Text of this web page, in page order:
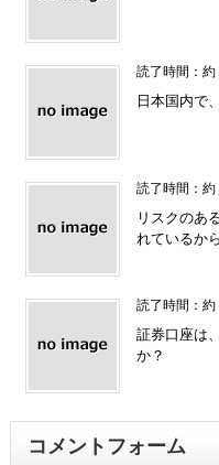
読了時間：約
日本国内で
読了時間：約
リスクのあ
れているか
読了時間：約
証券口座は
か？
コメントフォーム